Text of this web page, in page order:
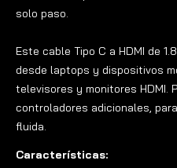
solo paso.
Este cable Tipo C a HDMI de
desde laptops y dispositivos
televisores y monitores HDMI.
controladores adicionales,
fluida.
Características: